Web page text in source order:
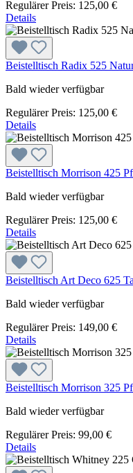
Regulärer Preis: 125,00 €
Details
Beistelltisch Radix 525
Bald wieder verfügbar
Regulärer Preis: 125,00 €
Details
Beistelltisch Morrison 425
Bald wieder verfügbar
Regulärer Preis: 125,00 €
Details
Beistelltisch Art Deco 625
Bald wieder verfügbar
Regulärer Preis: 149,00 €
Details
Beistelltisch Morrison 325
Bald wieder verfügbar
Regulärer Preis: 99,00 €
Details